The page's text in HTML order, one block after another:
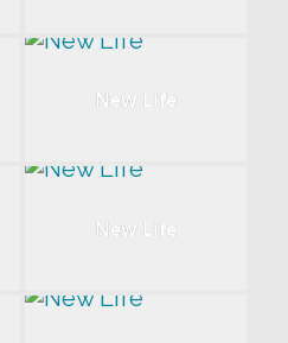
New Life
New Life